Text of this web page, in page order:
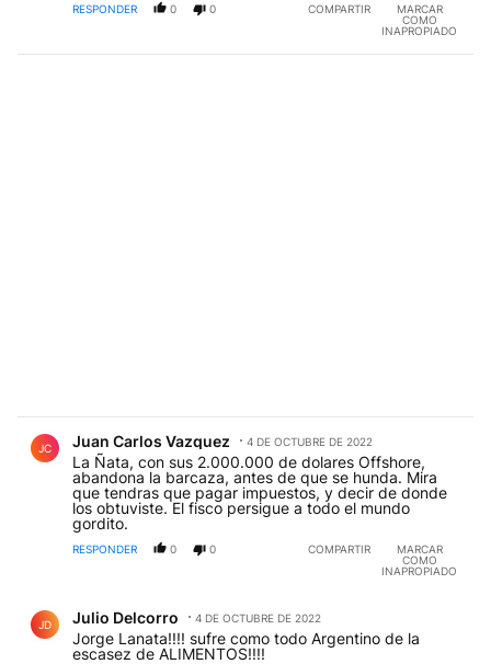
RESPONDER 0 0 COMPARTIR
MARCAR
COMO
INAPROPIADO
JC Juan Carlos Vazquez 4 DE OCTUBRE DE 2022
La Ñata, con sus 2.000.000 de dolares Offshore,
abandona la barcaza, antes de que se hunda. Mira
que tendras que pagar impuestos, y decir de donde
los obtuviste. El fisco persigue a todo el mundo
gordito.
RESPONDER 0 0 COMPARTIR
MARCAR
COMO
INAPROPIADO
JD Julio Delcorro 4 DE OCTUBRE DE 2022
Jorge Lanata!!!! sufre como todo Argentino de la
escasez de ALIMENTOS!!!!